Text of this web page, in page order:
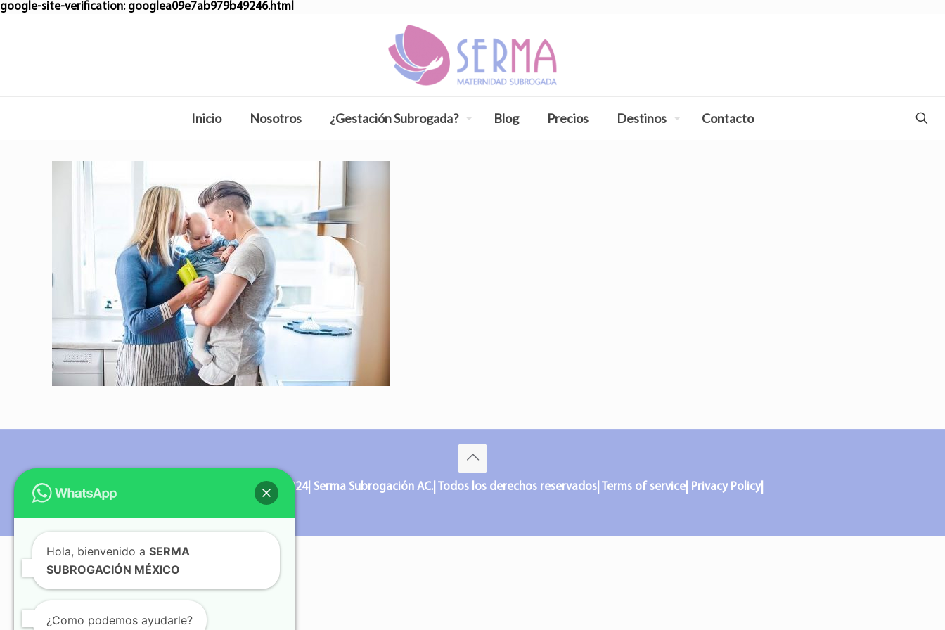
google-site-verification: googlea09e7ab979b49246.html
Inicio Nosotros ¿Gestación Subrogada? Blog Precios Destinos Contacto
© Copyright 2012 - 2024| Serma Subrogación AC.| Todos los derechos reservados| Terms of service| Privacy Policy|
Hola, bienvenido a SERMA
SUBROGACIÓN MÉXICO
¿Como podemos ayudarle?